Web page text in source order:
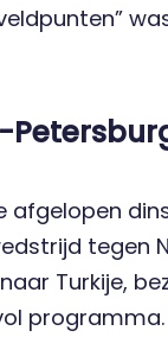
afgelopen
tegen
Turkije,